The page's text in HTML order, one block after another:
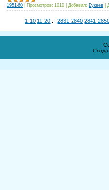
1951-60 Просмотров: 1010 Добавил: Букеев
1-10 11-20 ... 2831-2840 2841-